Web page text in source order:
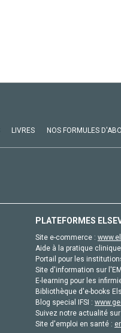
LIVRES NOS FORMULES
PLATEFORMES
Site e-commerce :
Aide à la pratique
Portail pour les
Site d'information sur
E-learning pour les
Bibliothèque d'e-books
Blog special IFSI :
Suivez notre actualité
Site d'emploi en santé :